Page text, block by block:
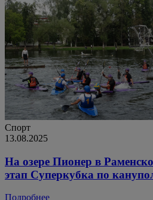
Спорт
13.08.2025
На озере Пионер в
этап Суперкубка по
Подробнее